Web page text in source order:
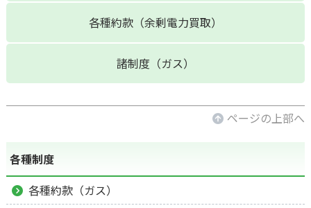
各種約款（余剰電力買取）
諸制度（ガス）
ページの上部へ
各種制度
各種約款（ガス）